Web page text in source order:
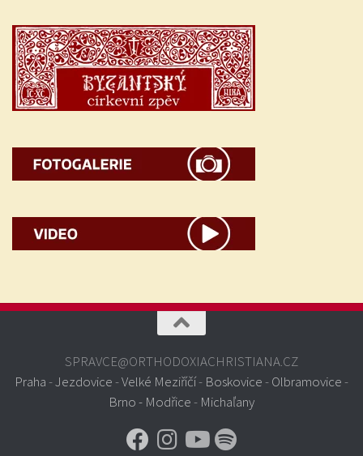
SPRAVCE@ORTHODOXIACHRISTIANA.CZ
Praha-Jezdovice-Velké Meziříčí- Boskovice-Olbramovice-
Brno - Modřice- Michaľany